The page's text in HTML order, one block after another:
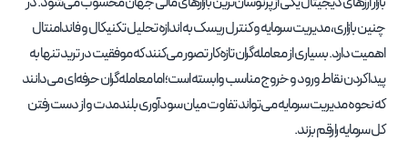
چنین بازاری، مدیریت سرمایه و کنترل ریسک به اندازه تحلیل تکنیکال و فاندامنتال
اهمیت دارد. بسیاری از معامله‌گران تازه‌کار تصور می‌کنند که موفقیت در ترید تنها به
پیدا کردن نقاط ورود و خروج مناسب وابسته است؛ اما معامله‌گران حرفه‌ای می‌دانند
که نحوه مدیریت سرمایه می‌تواند تفاوت میان سودآوری بلندمدت و از دست رفتن
کل سرمایه را رقم بزند.